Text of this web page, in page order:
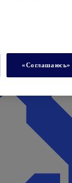
«Соглашаюсь»